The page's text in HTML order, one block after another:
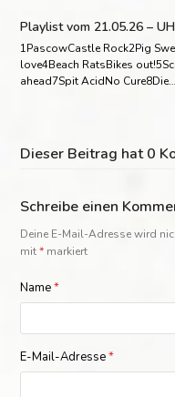
Playlist vom 21.05.26 –
1PascowCastle Rock2Pig
love4Beach RatsBikes
ahead7Spit AcidNo Cure8Die…
Dieser Beitrag hat 0
Schreibe einen
Deine E-Mail-Adresse wird
mit* markiert
Name*
E-Mail-Adresse*